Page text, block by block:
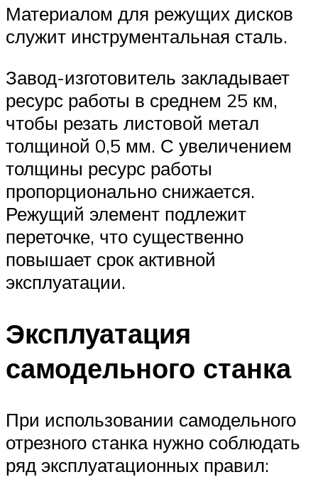
Материалом для режущих дисков
служит инструментальная сталь.
Завод-изготовитель закладывает
ресурс работы в среднем 25 км,
чтобы резать листовой метал
толщиной 0,5 мм. С увеличением
толщины ресурс работы
пропорционально снижается.
Режущий элемент подлежит
переточке, что существенно
повышает срок активной
эксплуатации.
Эксплуатация
самодельного станка
При использовании самодельного
отрезного станка нужно соблюдать
ряд эксплуатационных правил: